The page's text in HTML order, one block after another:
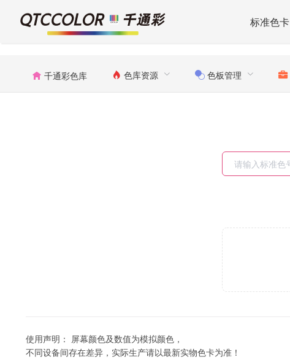
标准色卡
千通彩色库 色库资源 色板管理
使用声明： 屏幕颜色及数值为模拟颜色，
不同设备间存在差异，实际生产请以最新实物色卡为准！